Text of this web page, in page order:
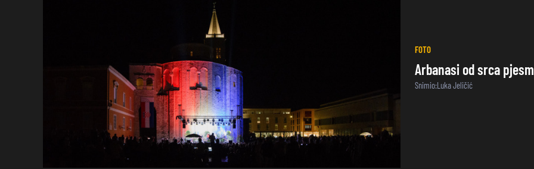
FOTO
Arbanasi od srca
Snimio:Luka Jeličić